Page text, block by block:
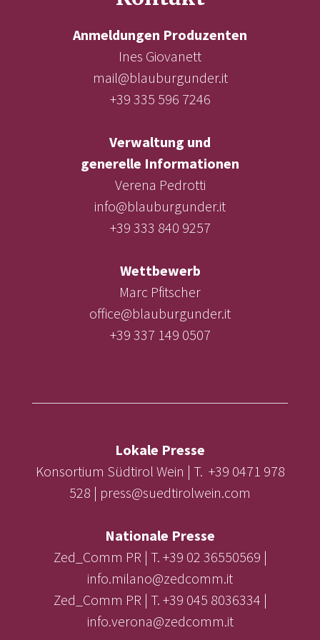
Anmeldungen Produzenten
Ines Giovanett
mail@blauburgunder.it
+39 335 596 7246
Verwaltung und
generelle Informationen
Verena Pedrotti
info@blauburgunder.it
+39 333 840 9257
Wettbewerb
Marc Pfitscher
office@blauburgunder.it
+39 337 149 0507
Lokale Presse
Konsortium Südtirol Wein | T. +39 0471 978
528 | press@suedtirolwein.com
Nationale Presse
Zed_Comm PR | T. +39 02 36550569 |
info.milano@zedcomm.it
Zed_Comm PR | T. +39 045 8036334 |
info.verona@zedcomm.it